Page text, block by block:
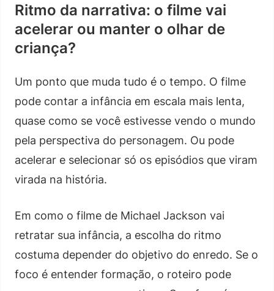
Ritmo da narrativa: o filme vai
acelerar ou manter o olhar de
criança?
Um ponto que muda tudo é o tempo. O filme
pode contar a infância em escala mais lenta,
quase como se você estivesse vendo o mundo
pela perspectiva do personagem. Ou pode
acelerar e selecionar só os episódios que viram
virada na história.
Em como o filme de Michael Jackson vai
retratar sua infância, a escolha do ritmo
costuma depender do objetivo do enredo. Se o
foco é entender formação, o roteiro pode